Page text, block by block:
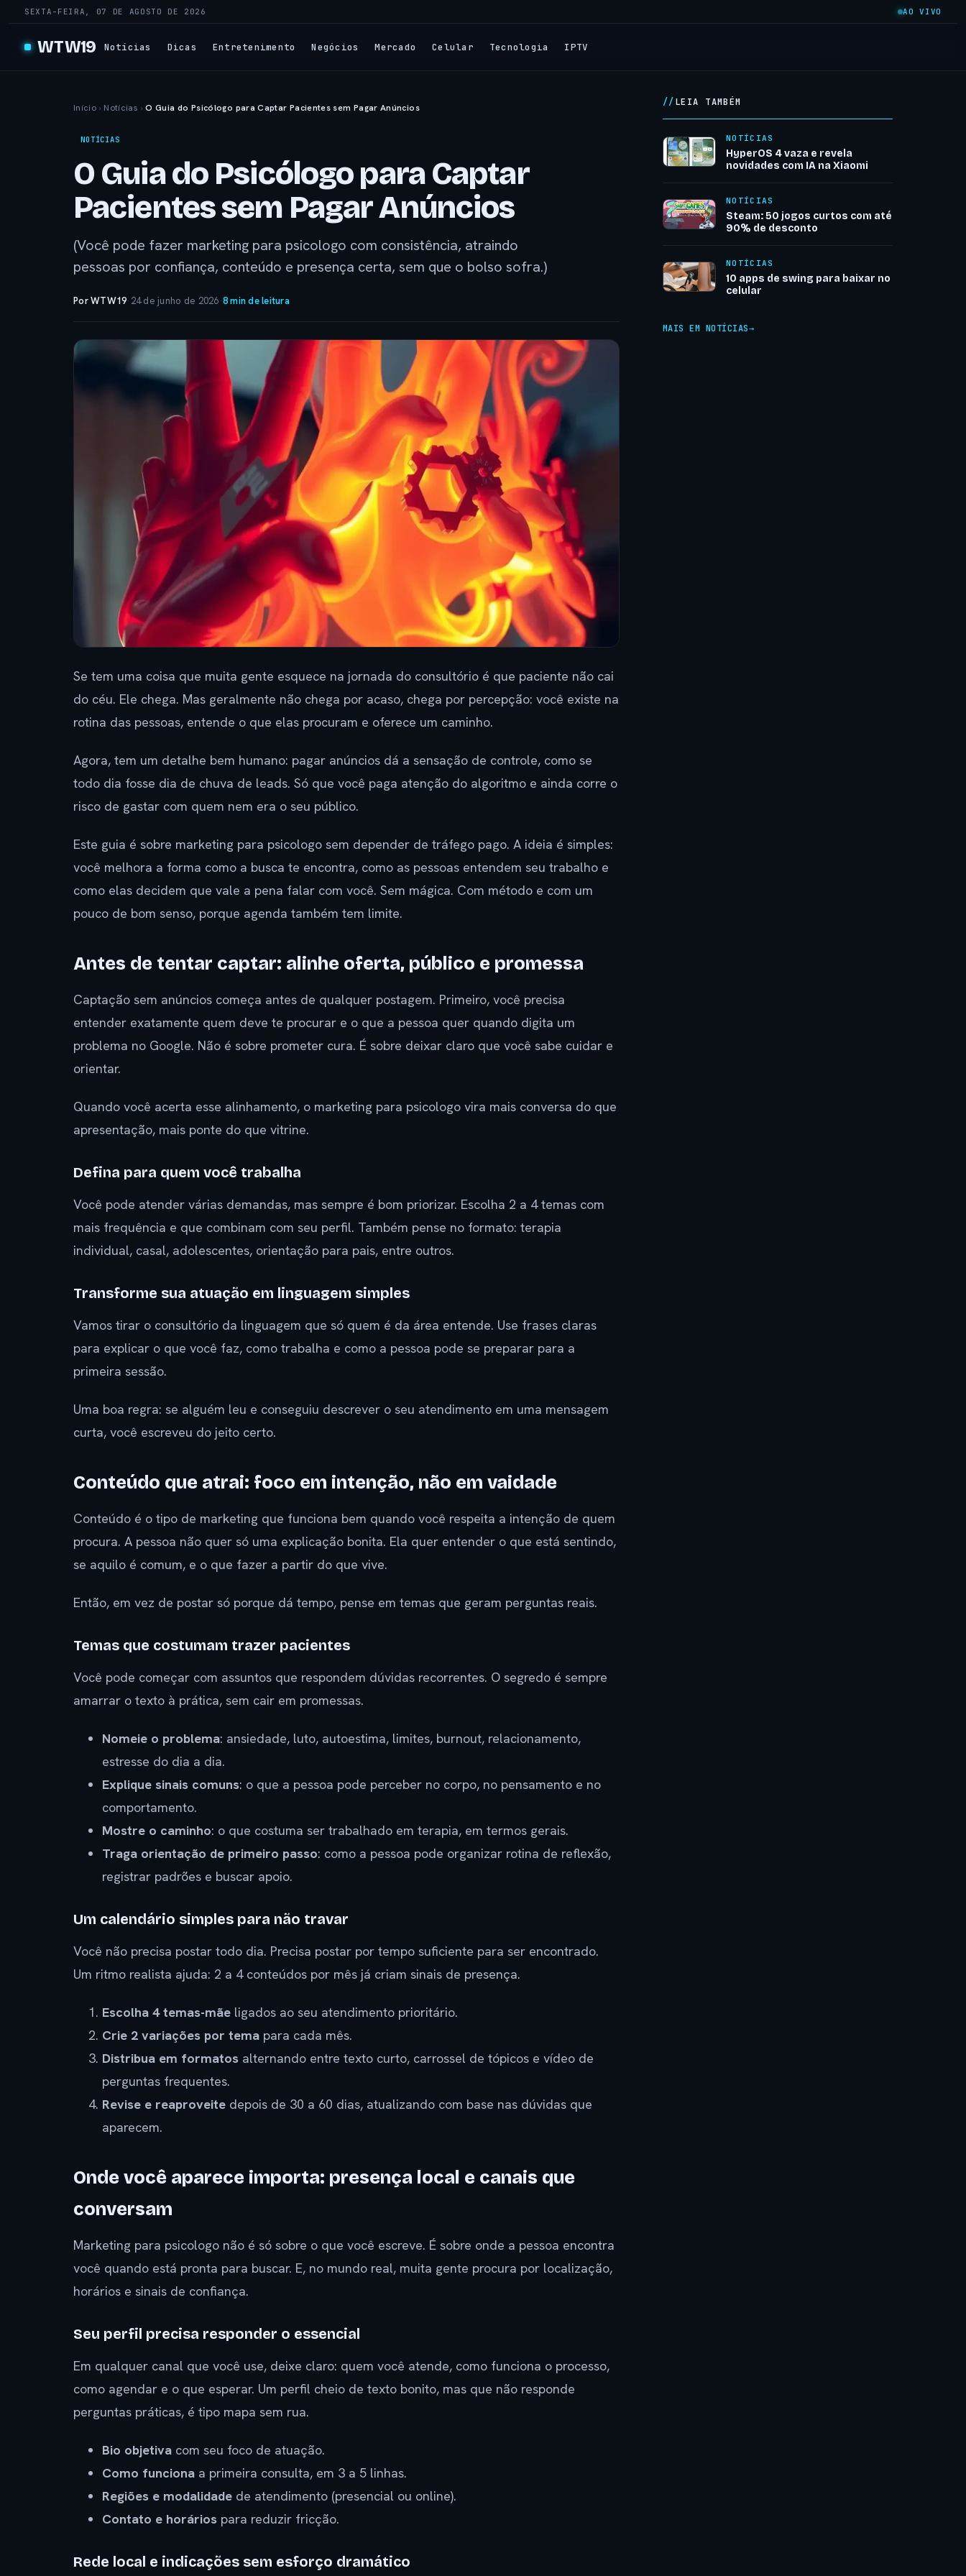
SEXTA-FEIRA, 07 DE AGOSTO DE 2026 AO VIVO
WTW19 Notícias Dicas Entretenimento Negócios Mercado Celular Tecnologia IPTV
Início › Notícias › O Guia do Psicólogo para Captar Pacientes sem Pagar Anúncios
NOTÍCIAS
O Guia do Psicólogo para Captar
Pacientes sem Pagar Anúncios
(Você pode fazer marketing para psicologo com consistência, atraindo
pessoas por confiança, conteúdo e presença certa, sem que o bolso sofra.)
Por WTW19· 24 de junho de 2026·8 min de leitura
Se tem uma coisa que muita gente esquece na jornada do consultório é que paciente não cai
do céu. Ele chega. Mas geralmente não chega por acaso, chega por percepção: você existe na
rotina das pessoas, entende o que elas procuram e oferece um caminho.
Agora, tem um detalhe bem humano: pagar anúncios dá a sensação de controle, como se
todo dia fosse dia de chuva de leads. Só que você paga atenção do algoritmo e ainda corre o
risco de gastar com quem nem era o seu público.
Este guia é sobre marketing para psicologo sem depender de tráfego pago. A ideia é simples:
você melhora a forma como a busca te encontra, como as pessoas entendem seu trabalho e
como elas decidem que vale a pena falar com você. Sem mágica. Com método e com um
pouco de bom senso, porque agenda também tem limite.
Antes de tentar captar: alinhe oferta, público e promessa
Captação sem anúncios começa antes de qualquer postagem. Primeiro, você precisa
entender exatamente quem deve te procurar e o que a pessoa quer quando digita um
problema no Google. Não é sobre prometer cura. É sobre deixar claro que você sabe cuidar e
orientar.
Quando você acerta esse alinhamento, o marketing para psicologo vira mais conversa do que
apresentação, mais ponte do que vitrine.
Defina para quem você trabalha
Você pode atender várias demandas, mas sempre é bom priorizar. Escolha 2 a 4 temas com
mais frequência e que combinam com seu perfil. Também pense no formato: terapia
individual, casal, adolescentes, orientação para pais, entre outros.
Transforme sua atuação em linguagem simples
Vamos tirar o consultório da linguagem que só quem é da área entende. Use frases claras
para explicar o que você faz, como trabalha e como a pessoa pode se preparar para a
primeira sessão.
Uma boa regra: se alguém leu e conseguiu descrever o seu atendimento em uma mensagem
curta, você escreveu do jeito certo.
Conteúdo que atrai: foco em intenção, não em vaidade
Conteúdo é o tipo de marketing que funciona bem quando você respeita a intenção de quem
procura. A pessoa não quer só uma explicação bonita. Ela quer entender o que está sentindo,
se aquilo é comum, e o que fazer a partir do que vive.
Então, em vez de postar só porque dá tempo, pense em temas que geram perguntas reais.
Temas que costumam trazer pacientes
Você pode começar com assuntos que respondem dúvidas recorrentes. O segredo é sempre
amarrar o texto à prática, sem cair em promessas.
Nomeie o problema: ansiedade, luto, autoestima, limites, burnout, relacionamento,
estresse do dia a dia.
Explique sinais comuns: o que a pessoa pode perceber no corpo, no pensamento e no
comportamento.
Mostre o caminho: o que costuma ser trabalhado em terapia, em termos gerais.
Traga orientação de primeiro passo: como a pessoa pode organizar rotina de reflexão,
registrar padrões e buscar apoio.
Um calendário simples para não travar
Você não precisa postar todo dia. Precisa postar por tempo suficiente para ser encontrado.
Um ritmo realista ajuda: 2 a 4 conteúdos por mês já criam sinais de presença.
Escolha 4 temas-mãe ligados ao seu atendimento prioritário.
Crie 2 variações por tema para cada mês.
Distribua em formatos alternando entre texto curto, carrossel de tópicos e vídeo de
perguntas frequentes.
Revise e reaproveite depois de 30 a 60 dias, atualizando com base nas dúvidas que
aparecem.
Onde você aparece importa: presença local e canais que
conversam
Marketing para psicologo não é só sobre o que você escreve. É sobre onde a pessoa encontra
você quando está pronta para buscar. E, no mundo real, muita gente procura por localização,
horários e sinais de confiança.
Seu perfil precisa responder o essencial
Em qualquer canal que você use, deixe claro: quem você atende, como funciona o processo,
como agendar e o que esperar. Um perfil cheio de texto bonito, mas que não responde
perguntas práticas, é tipo mapa sem rua.
Bio objetiva com seu foco de atuação.
Como funciona a primeira consulta, em 3 a 5 linhas.
Regiões e modalidade de atendimento (presencial ou online).
Contato e horários para reduzir fricção.
Rede local e indicações sem esforço dramático
LEIA TAMBÉM
NOTÍCIAS
HyperOS 4 vaza e revela
novidades com IA na Xiaomi
NOTÍCIAS
Steam: 50 jogos curtos com até
90% de desconto
NOTÍCIAS
10 apps de swing para baixar no
celular
MAIS EM NOTÍCIAS